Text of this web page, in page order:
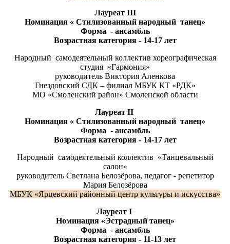
ЛауреатIII
Номинация « Стилизованный народный танец»
Форма - ансамбль
Возрастная категория - 14-17 лет
Народный самодеятельный коллектив хореографическая
студия «Гармония»
руководитель Виктория Аленкова
Гнездовский СДК – филиал МБУК КТ «РДК»
МО «Смоленский район» Смоленской области
Лауреат II
Номинация « Стилизованный народный танец»
Форма - ансамбль
Возрастная категория - 14-17 лет
Народный самодеятельный коллектив «Танцевальный
салон»
руководитель Светлана Белозёрова, педагог - репетитор
Мария Белозёрова
МБУК «Ярцевский районный центр культуры и искусства»
Лауреат I
Номинация «Эстрадный танец»
Форма - ансамбль
Возрастная категория - 11-13 лет